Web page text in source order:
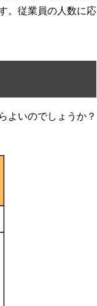
。従業員の人数に応
よいのでしょうか？